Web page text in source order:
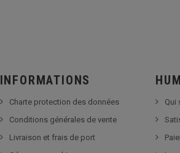
INFORMATIONS
Charte protection des données
Conditions générales de vente
Livraison et frais de port
Qui